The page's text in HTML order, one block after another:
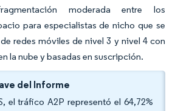
moderada entre los
para especialistas de nicho que se
redes móviles de nivel 3 y nivel 4 con
la nube y basadas en suscripción.
del Informe
el tráfico A2P representó el 64,72%